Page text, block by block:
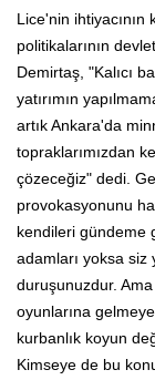
Lice'nin ihtiyacının
politikalarının
Demirtaş, "Kalıcı
yatırımın
artık Ankara'da
topraklarımızdan
çözeceğiz" dedi.
provokasyonunu
kendileri gündeme
adamları yoksa siz
duruşunuzdur.
oyunlarına
kurbanlık koyun
Kimseye de bu